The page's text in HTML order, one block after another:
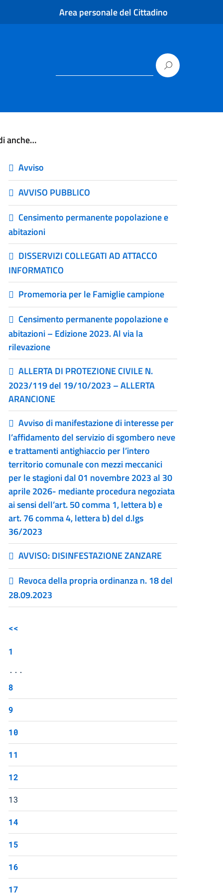
Area personale del Cittadino
anche…
Avviso
AVVISO PUBBLICO
Censimento permanente popolazione e
abitazioni
DISSERVIZI COLLEGATI AD ATTACCO
INFORMATICO
Promemoria per le Famiglie campione
Censimento permanente popolazione e
abitazioni – Edizione 2023. Al via la
rilevazione
ALLERTA DI PROTEZIONE CIVILE N.
2023/119 del 19/10/2023 – ALLERTA
ARANCIONE
Avviso di manifestazione di interesse per
l’affidamento del servizio di sgombero neve
e trattamenti antighiaccio per l’intero
territorio comunale con mezzi meccanici
per le stagioni dal 01 novembre 2023 al 30
aprile 2026- mediante procedura negoziata
ai sensi dell’art. 50 comma 1, lettera b) e
art. 76 comma 4, lettera b) del d.lgs
36/2023
AVVISO: DISINFESTAZIONE ZANZARE
Revoca della propria ordinanza n. 18 del
28.09.2023
<<
1
...
8
9
10
11
12
13
14
15
16
17